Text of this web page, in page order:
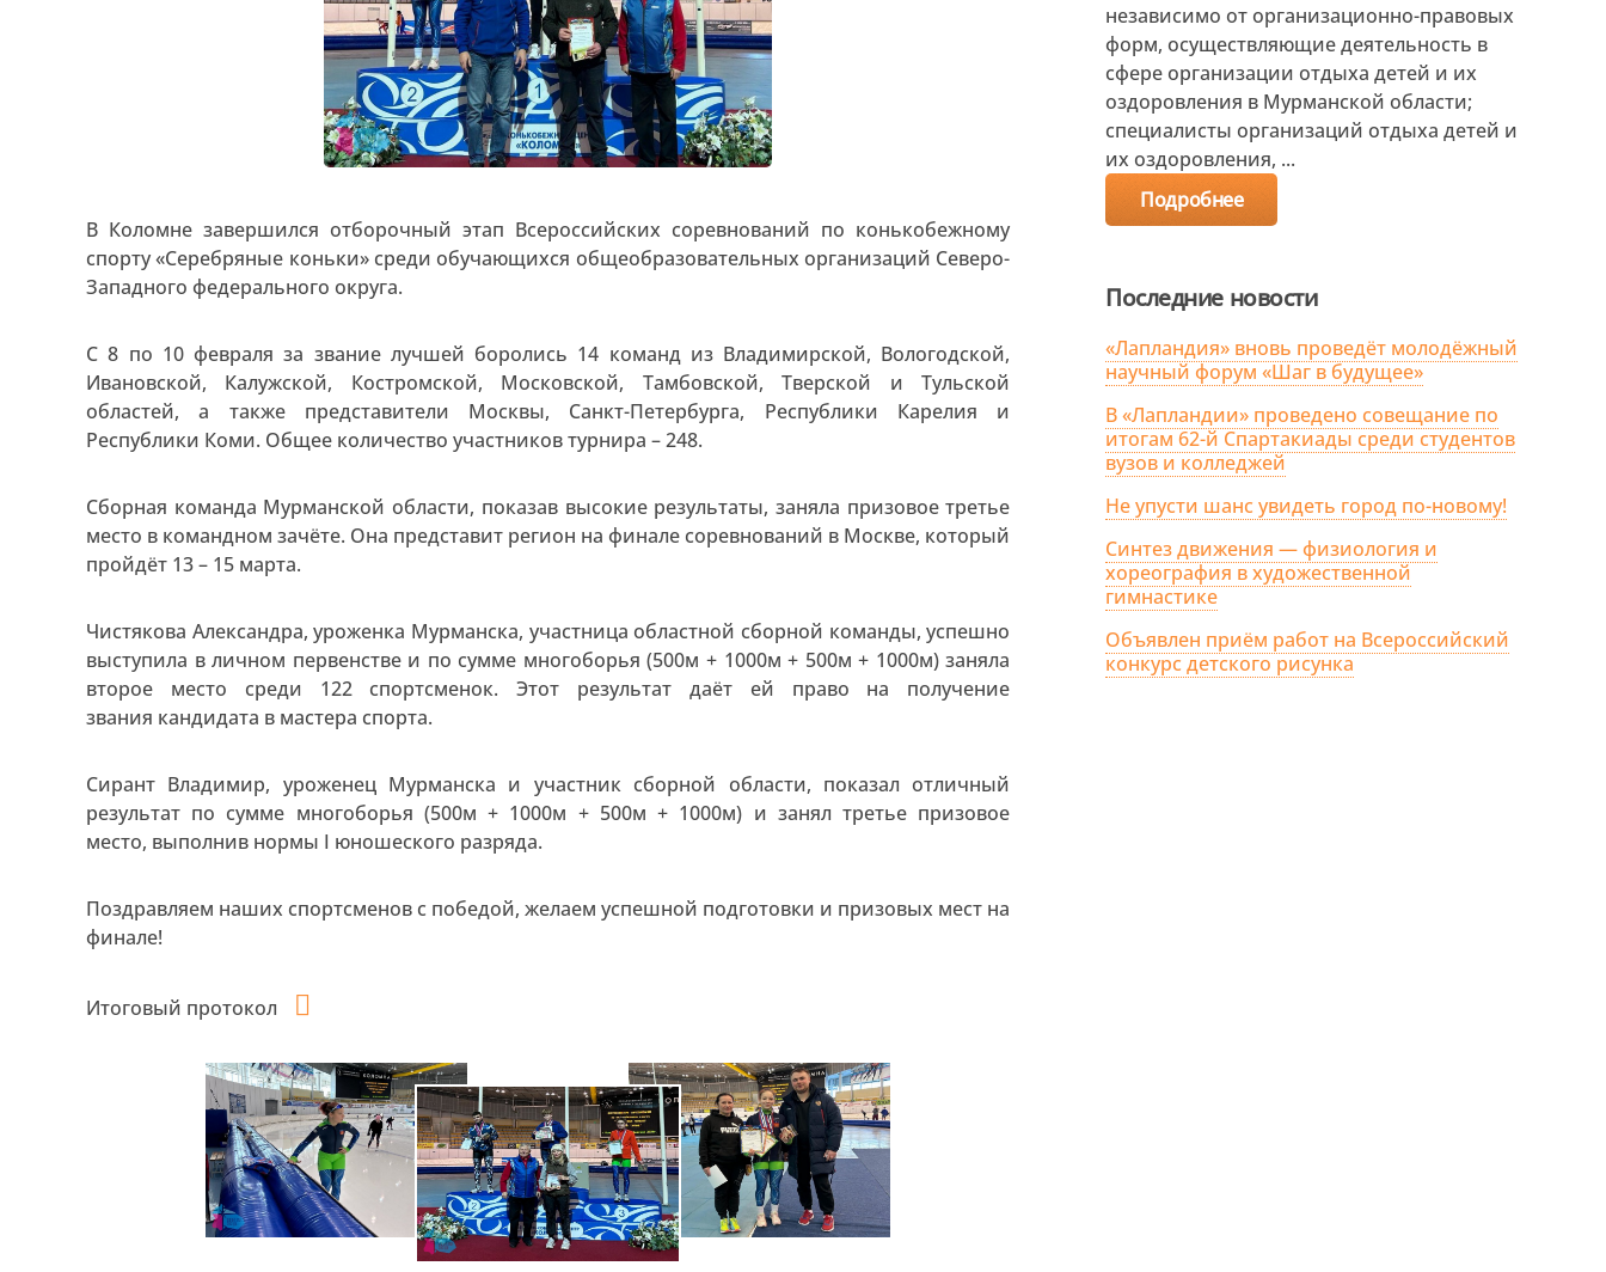
В Коломне завершился отборочный этап Всероссийских соревнований по конькобежному
спорту «Серебряные коньки» среди обучающихся общеобразовательных организаций Северо-
Западного федерального округа.
С 8 по 10 февраля за звание лучшей боролись 14 команд из Владимирской, Вологодской,
Ивановской, Калужской, Костромской, Московской, Тамбовской, Тверской и Тульской
областей, а также представители Москвы, Санкт-Петербурга, Республики Карелия и
Республики Коми. Общее количество участников турнира – 248.
Сборная команда Мурманской области, показав высокие результаты, заняла призовое третье
место в командном зачёте. Она представит регион на финале соревнований в Москве, который
пройдёт 13 – 15 марта.
Чистякова Александра, уроженка Мурманска, участница областной сборной команды, успешно
выступила в личном первенстве и по сумме многоборья (500м + 1000м + 500м + 1000м) заняла
второе место среди 122 спортсменок. Этот результат даёт ей право на получение
звания кандидата в мастера спорта.
Сирант Владимир, уроженец Мурманска и участник сборной области, показал отличный
результат по сумме многоборья (500м + 1000м + 500м + 1000м) и занял третье призовое
место, выполнив нормы I юношеского разряда.
Поздравляем наших спортсменов с победой, желаем успешной подготовки и призовых мест на
финале!
Итоговый протокол
независимо от организационно-правовых
форм, осуществляющие деятельность в
сфере организации отдыха детей и их
оздоровления в Мурманской области;
специалисты организаций отдыха детей и
их оздоровления, ...
Подробнее
Последние новости
«Лапландия» вновь проведёт молодёжный
научный форум «Шаг в будущее»
В «Лапландии» проведено совещание по
итогам 62-й Спартакиады среди студентов
вузов и колледжей
Не упусти шанс увидеть город по-новому!
Синтез движения — физиология и
хореография в художественной
гимнастике
Объявлен приём работ на Всероссийский
конкурс детского рисунка